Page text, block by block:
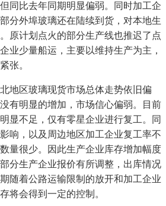
同比去年同期明显偏弱。同时加工企
分外埠玻璃还在陆续到货，对本地生
原计划点火的部分生产线也推迟了点
业少量船运，主要以维持生产为主，
张。
区玻璃现货市场总体走势依旧偏
有明显的增加，市场信心偏弱。目前
显不足，仅有零星企业进行复工。同
响，以及周边地区加工企业复工率不
量很少。因此生产企业库存增加幅度
分生产企业报价有所调整，出库情况
随着公路运输限制的放开和加工企业
将会得到一定的控制。